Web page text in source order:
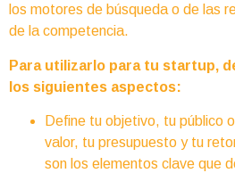
los motores de búsqueda o de las
de la competencia.
Para utilizarlo para tu startup,
los siguientes aspectos:
Define tu objetivo, tu público
valor, tu presupuesto y tu
son los elementos clave que